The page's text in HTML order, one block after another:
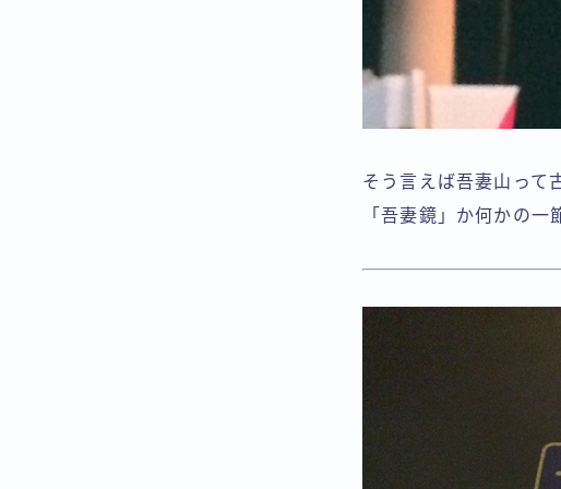
そう言えば吾妻山って
「吾妻鏡」か何かの